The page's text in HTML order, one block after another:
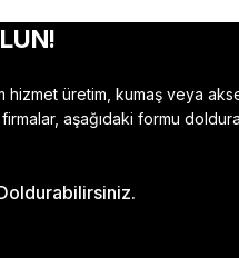
hizmet üretim, kumaş veya
aşağıdaki formu